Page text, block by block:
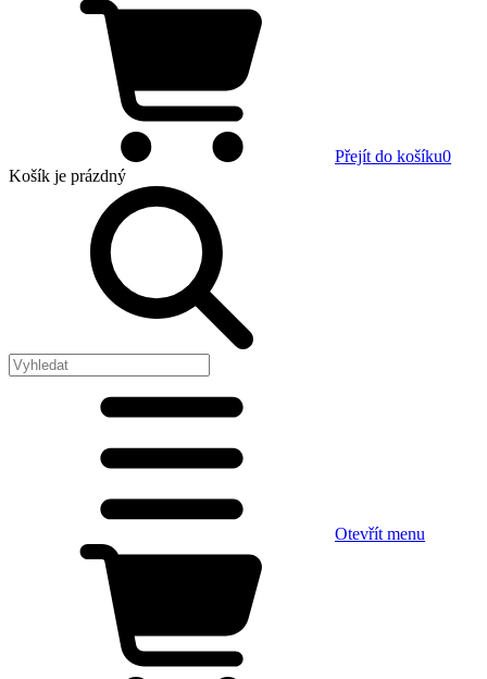
Přejít do košíku0
Košík je prázdný
Otevřít menu